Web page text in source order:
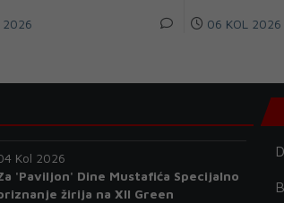
2026 06 KOL 2026
Kol 2026
'Paviljon' Dine Mustafića Specijalno
žirija na XII Green